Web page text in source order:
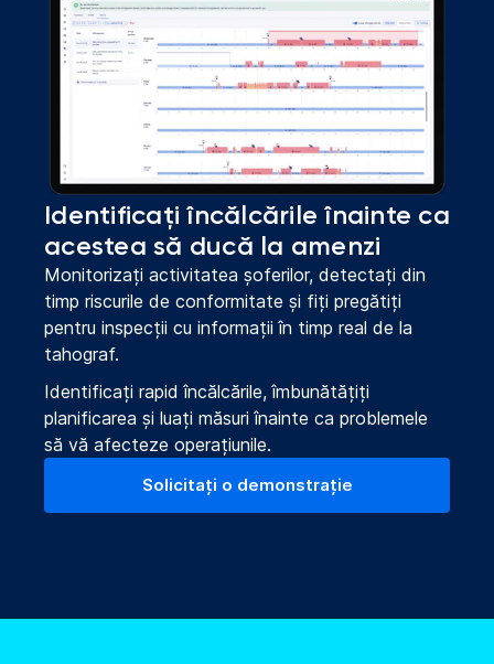
Identificați încălcările înainte ca
acestea să ducă la amenzi
Monitorizați activitatea șoferilor, detectați din
timp riscurile de conformitate și fiți pregătiți
pentru inspecții cu informații în timp real de la
tahograf.
Identificați rapid încălcările, îmbunătățiți
planificarea și luați măsuri înainte ca problemele
să vă afecteze operațiunile.
Solicitați o demonstrație